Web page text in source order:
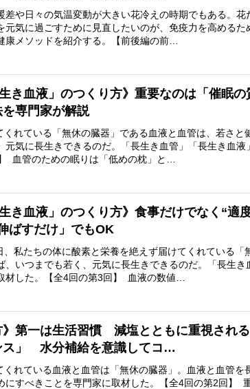
や日々の気温変動が大きい花冷えの時期でもある。花
気に過ごすために見直したいのが、免疫力を高めるた
メソッドを紹介する。【前後編の前…
き血液」のつくり方》重要なのは「催眠の
専門家が解説
れている「無休の臓器」である血液と血管は、若さと
気に長生きできるのだ。「長生き血管」「長生き血液
血管のための眠りは「低めの枕」と…
き血液」のつくり方》食事だけでなく“適
ばすだけ」でもOK
私たちの体に酸素と栄養を絶えず届けてくれている「
いつまでも若く、元気に長生きできるのだ。「長生き
材した。【全4回の第3回】 血液の数値…
》第一は生活習慣 減塩とともに重視され
ス」 水分補給を意識してコ…
れている血液と血管は「無休の臓器」。血液と血管を
すべきことを専門家に取材した。【全4回の第2回】